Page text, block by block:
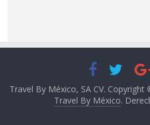
Travel By México, SA CV. Copyright
Travel By México.